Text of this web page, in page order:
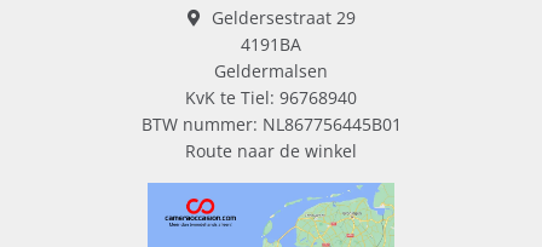
Geldersestraat 29
4191BA
Geldermalsen
KvK te Tiel: 96768940
BTW nummer: NL867756445B01
Route naar de winkel